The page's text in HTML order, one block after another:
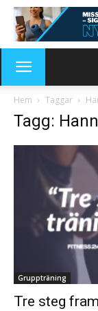
Hem Taggar
Tagg:
Gruppträning
Tre steg